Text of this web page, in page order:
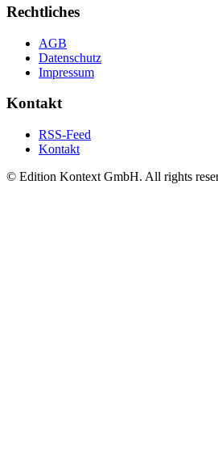
Rechtliches
AGB
Datenschutz
Impressum
Kontakt
RSS-Feed
Kontakt
© Edition Kontext GmbH. All rights